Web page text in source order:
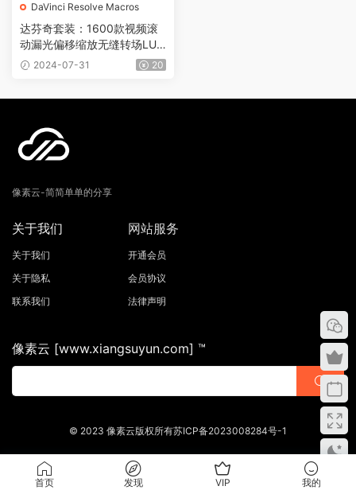
DaVinci Resolve Macros
达芬奇套装：1600款视频滚
动漏光偏移缩放无缝转场LUT
调色音效预设 V6 Transitions
2024-07-31 20
像素云-简简单单的分享
关于我们
关于我们
关于隐私
联系我们
网站服务
开通会员
会员协议
法律声明
像素云 [www.xiangsuyun.com] ™
© 2023 像素云版权所有苏ICP备2023008284号-1
首页 发现 VIP 我的